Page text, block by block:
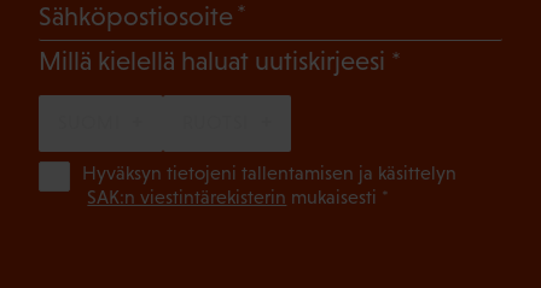
Sähköpostiosoite
Millä kielellä haluat uutiskirjeesi (Pakollinen)
Hyväksyn tietojeni tallentamisen ja käsittelyn
SAK:n viestintärekisterin mukaisesti *